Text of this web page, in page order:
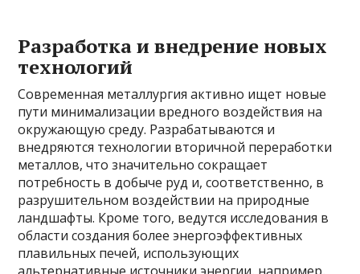
Разработка и внедрение новых
технологий
Современная металлургия активно ищет новые
пути минимализации вредного воздействия на
окружающую среду. Разрабатываются и
внедряются технологии вторичной переработки
металлов, что значительно сокращает
потребность в добыче руд и, соответственно, в
разрушительном воздействии на природные
ландшафты. Кроме того, ведутся исследования в
области создания более энергоэффективных
плавильных печей, использующих